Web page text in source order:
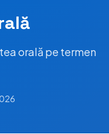
orală pe termen